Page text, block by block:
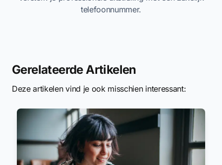
telefoonnummer.
Gerelateerde Artikelen
Deze artikelen vind je ook misschien interessant: